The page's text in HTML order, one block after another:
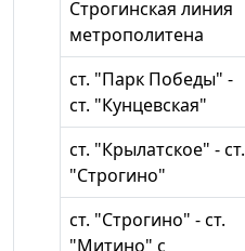
Строгинская линия
метрополитена
ст. "Парк Победы" -
ст. "Кунцевская"
ст. "Крылатское" - ст.
"Строгино"
ст. "Строгино" - ст.
"Митино" с